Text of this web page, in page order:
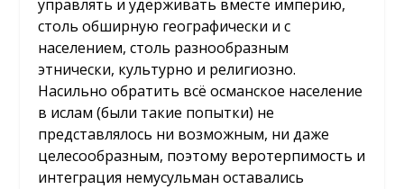
управлять и удерживать вместе империю,
столь обширную географически и с
населением, столь разнообразным
этнически, культурно и религиозно.
Насильно обратить всё османское население
в ислам (были такие попытки) не
представлялось ни возможным, ни даже
целесообразным, поэтому веротерпимость и
интеграция немусульман оставались